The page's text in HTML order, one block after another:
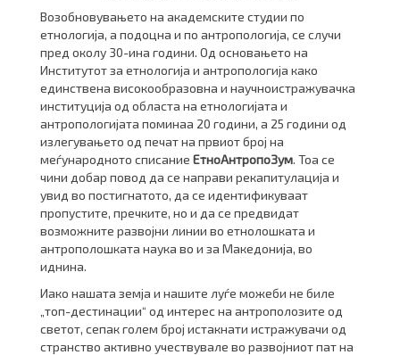
Возобновувањето на академските студии по
етнологија, а подоцна и по антропологија, се случи
пред околу 30-ина години. Од основањето на
Институтот за етнологија и антропологија како
единствена високообразовна и научноистражувачка
институција од областа на етнологијата и
антропологијата поминаа 20 години, а 25 години од
излегувањето од печат на првиот број на
меѓународното списание ЕтноАнтропоЗум. Тоа се
чини добар повод да се направи рекапитулација и
увид во постигнатото, да се идентификуваат
пропустите, пречките, но и да се предвидат
возможните развојни линии во етнолошката и
антрополошката наука во и за Македонија, во
иднина.
Иако нашата земја и нашите луѓе можеби не биле
„топ-дестинации“ од интерес на антрополозите од
светот, сепак голем број истакнати истражувачи од
странство активно учествувале во развојниот пат на